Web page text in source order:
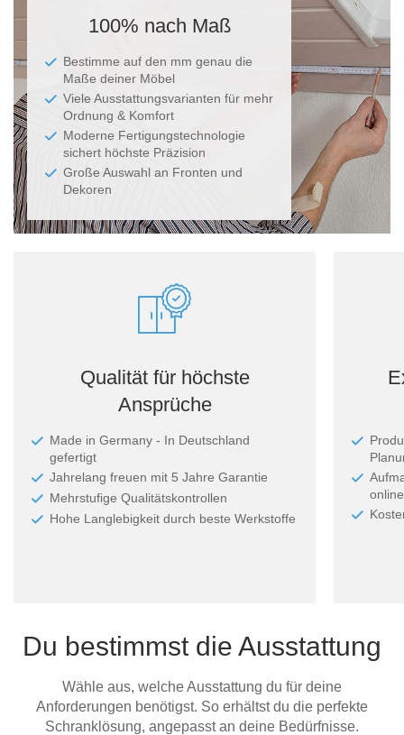
100% nach Maß
Bestimme auf den mm genau die
Maße deiner Möbel
Viele Ausstattungsvarianten für mehr
Ordnung & Komfort
Moderne Fertigungstechnologie
sichert höchste Präzision
Große Auswahl an Fronten und
Dekoren
Qualität für höchste
Ansprüche
Made in Germany - In Deutschland
gefertigt
Jahrelang freuen mit 5 Jahre Garantie
Mehrstufige Qualitätskontrollen
Hohe Langlebigkeit durch beste Werkstoffe
Du bestimmst die Ausstattung
Wähle aus, welche Ausstattung du für deine
Anforderungen benötigst. So erhältst du die perfekte
Schranklösung, angepasst an deine Bedürfnisse.